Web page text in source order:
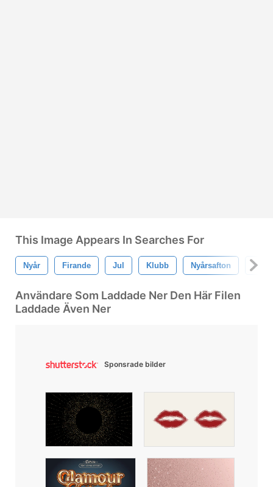
This Image Appears In Searches For
Nyår Firande Jul Klubb Nyårsafton
Användare Som Laddade Ner Den Här Filen
Laddade Även Ner
Sponsrade bilder